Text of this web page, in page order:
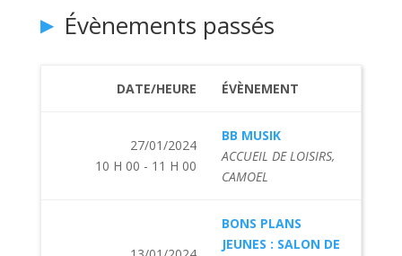
Évènements passés
DATE/HEURE ÉVÈNEMENT
27/01/2024
10 H 00 - 11 H 00
BB MUSIK
ACCUEIL DE LOISIRS,
CAMOEL
BONS PLANS
JEUNES : SALON DE